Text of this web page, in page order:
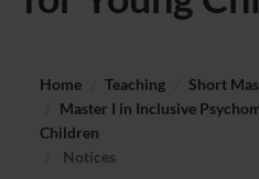
Home Teaching
Short
Master I in Inclusive
Children
Notices